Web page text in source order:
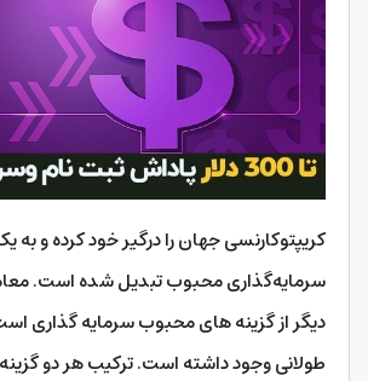
کریپتوکارنسی جهان را درگیر خود کرده و به
سرمایه‌گذاری محبوب تبدیل شده است.
دیگر از گزینه های محبوب سرمایه گذاری
طولانی وجود داشته است. ترکیب هر دو